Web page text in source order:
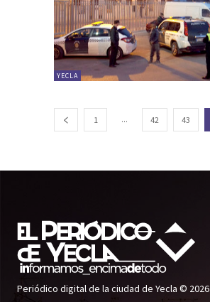
YECLA
1 ... 42 43
Periódico digital de la ciudad de Yecla © 2026